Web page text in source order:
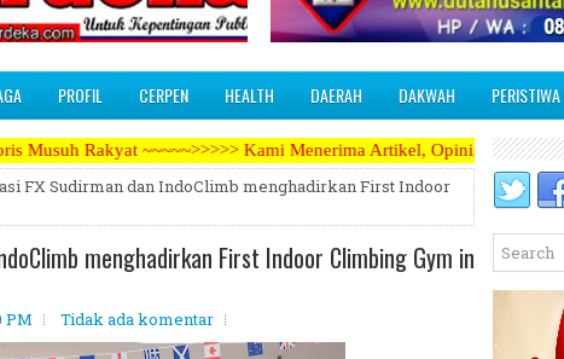
PROFIL CERPEN HEALTH DAERAH DAKWAH PERISTIWA
Kami Menerima Artikel, Opini, Berita Kegiatan, Iklan
FX Sudirman dan IndoClimb menghadirkan First Indoor
menghadirkan First Indoor Climbing Gym in
PM Tidak ada komentar